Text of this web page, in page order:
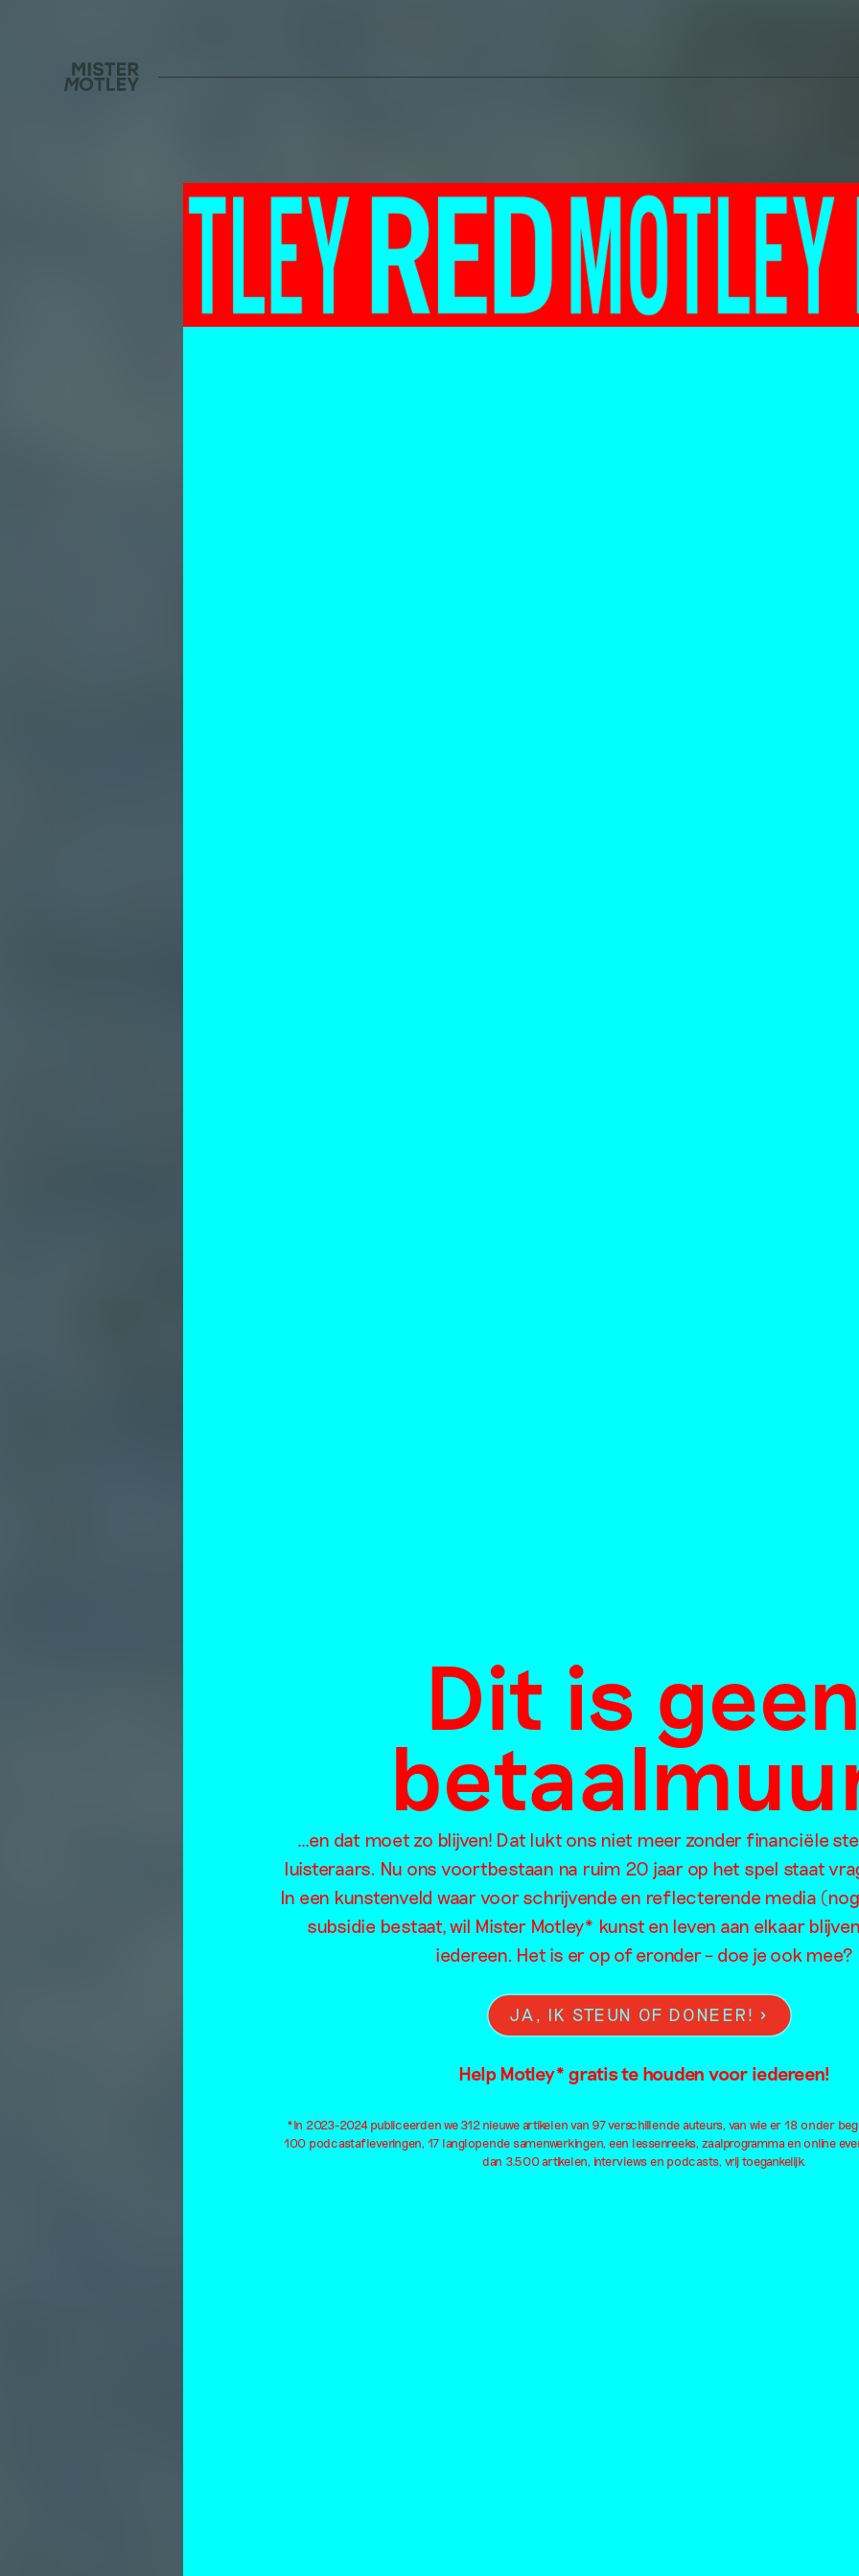
Dit is
…en dat moet zo blijven! Dat lukt ons niet meer zonder financiële
luisteraars. Nu ons voortbestaan na ruim 20 jaar op het spel staat
In een kunstenveld waar voor schrijvende en reflecterende media
subsidie bestaat, wil Mister Motley* kunst en leven aan elkaar
iedereen. Het is er op of eronder – doe je ook mee?
JA, IK STEUN OF DONEER!
Help Motley* gratis te houden voor iedereen!
*In 2023-2024 publiceerden we 312 nieuwe artikelen van 97 verschillende auteurs, van wie er 18 onder
100 podcastafleveringen, 17 langlopende samenwerkingen, een lessenreeks, zaalprogramma en online
dan 3.500 artikelen, interviews en podcasts, vrij toegankelijk.
KUNST
IS LANG:
Giny Vos